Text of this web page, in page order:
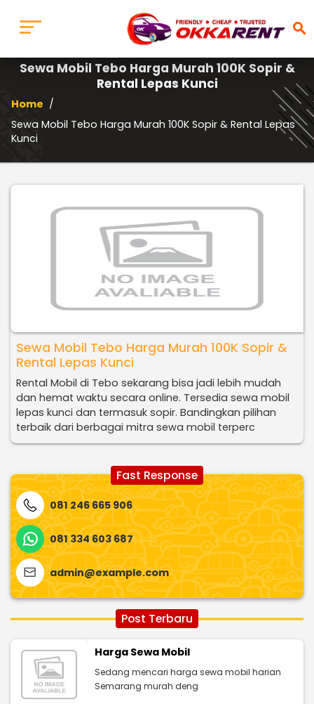
search
Sewa Mobil Tebo Harga Murah 100K Sopir &
Rental Lepas Kunci
Home /
Sewa Mobil Tebo Harga Murah 100K Sopir & Rental Lepas
Kunci
Sewa Mobil Tebo Harga Murah 100K Sopir &
Rental Lepas Kunci
Rental Mobil di Tebo sekarang bisa jadi lebih mudah
dan hemat waktu secara online. Tersedia sewa mobil
lepas kunci dan termasuk sopir. Bandingkan pilihan
terbaik dari berbagai mitra sewa mobil terperc
Fast Response
081 246 665 906
081 334 603 687
admin@example.com
Post Terbaru
Harga Sewa Mobil
Sedang mencari harga sewa mobil harian
Semarang murah deng